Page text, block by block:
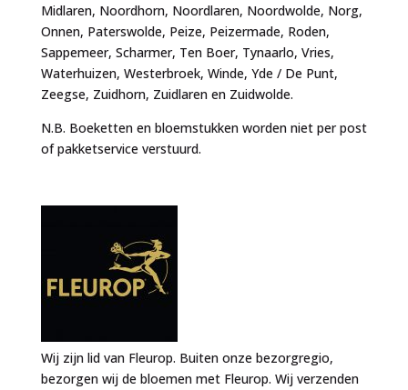
Midlaren, Noordhorn, Noordlaren, Noordwolde, Norg,
Onnen, Paterswolde, Peize, Peizermade, Roden,
Sappemeer, Scharmer, Ten Boer, Tynaarlo, Vries,
Waterhuizen, Westerbroek, Winde, Yde / De Punt,
Zeegse, Zuidhorn, Zuidlaren en Zuidwolde.
N.B. Boeketten en bloemstukken worden niet per post
of pakketservice verstuurd.
Wij zijn lid van Fleurop. Buiten onze bezorgregio,
bezorgen wij de bloemen met Fleurop. Wij verzenden